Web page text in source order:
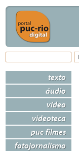
texto
áudio
vídeo
videoteca
puc filmes
fotojornalismo